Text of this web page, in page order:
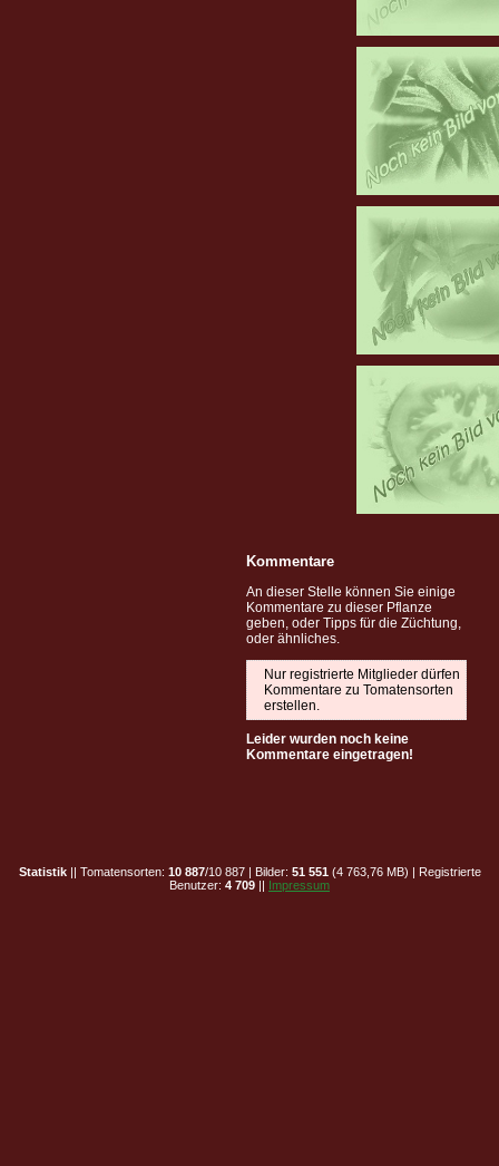
Kommentare
An dieser Stelle können Sie einige
Kommentare zu dieser Pflanze
geben, oder Tipps für die Züchtung,
oder ähnliches.
Nur registrierte Mitglieder dürfen
Kommentare zu Tomatensorten
erstellen.
Leider wurden noch keine
Kommentare eingetragen!
Statistik|| Tomatensorten: 10 887/10 887 | Bilder: 51 551 (4 763,76 MB) | Registrierte
Benutzer: 4 709 || Impressum